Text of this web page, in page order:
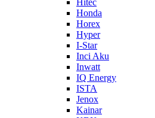
Hitec
Honda
Horex
Hyper
I-Star
Inci Aku
Inwatt
IQ Energy
ISTA
Jenox
Kainar